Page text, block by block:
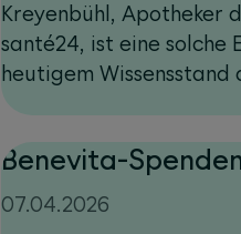
Kreyenbühl, Apotheker
santé24, ist eine solche
heutigem Wissensstand
Benevita-
07.04.2026